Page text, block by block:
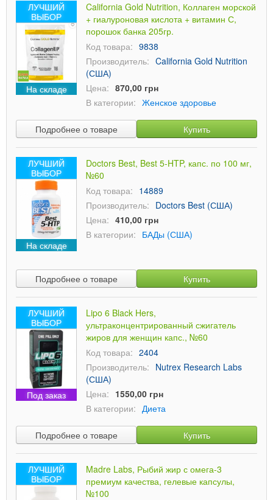
ЛУЧШИЙ
ВЫБОР
На складе
California Gold Nutrition, Коллаген морской
+ гиалуроновая кислота + витамин С,
порошок банка 205гр.
Код товара: 9838
Производитель: California Gold Nutrition
(США)
Цена: 870,00 грн
В категории: Женское здоровье
Подробнее о товаре Купить
ЛУЧШИЙ
ВЫБОР
На складе
Doctors Best, Best 5-HTP, капс. по 100 мг,
№60
Код товара: 14889
Производитель: Doctors Best (США)
Цена: 410,00 грн
В категории: БАДы (США)
Подробнее о товаре Купить
ЛУЧШИЙ
ВЫБОР
Под заказ
Lipo 6 Black Hers,
ультраконцентрированный сжигатель
жиров для женщин капс., №60
Код товара: 2404
Производитель: Nutrex Research Labs
(США)
Цена: 1550,00 грн
В категории: Диета
Подробнее о товаре Купить
ЛУЧШИЙ
ВЫБОР
Madre Labs, Рыбий жир с омега-3
премиум качества, гелевые капсулы,
№100